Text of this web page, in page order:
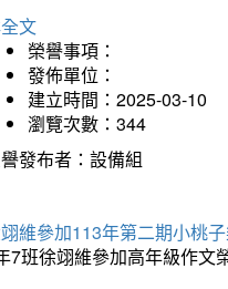
文
榮譽事項：
發佈單位：
建立時間：2025-03-10
瀏覽次數：344
發布者：設備組
維參加113年第二期小桃
7班徐翊維參加高年級作文